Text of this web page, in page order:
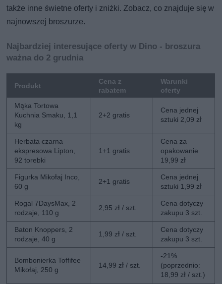
także inne świetne oferty i zniżki. Zobacz, co znajduje się w
najnowszej broszurze.
Najbardziej interesujące oferty w Dino - broszura
ważna do 2 grudnia
Produkt
Cena z
rabatem
Warunki
oferty
Mąka Tortowa
Kuchnia Smaku, 1,1
kg
2+2 gratis
Cena jednej
sztuki 2,09 zł
Herbata czarna
ekspresowa Lipton,
92 torebki
1+1 gratis
Cena za
opakowanie
19,99 zł
Figurka Mikołaj Inco,
60 g
2+1 gratis
Cena jednej
sztuki 1,99 zł
Rogal 7DaysMax, 2
rodzaje, 110 g
2,95 zł / szt.
Cena dotyczy
zakupu 3 szt.
Baton Knoppers, 2
rodzaje, 40 g
1,99 zł / szt.
Cena dotyczy
zakupu 3 szt.
Bombonierka Toffifee
Mikołaj, 250 g
14,99 zł / szt.
-21%
(poprzednio:
18,99 zł / szt.)